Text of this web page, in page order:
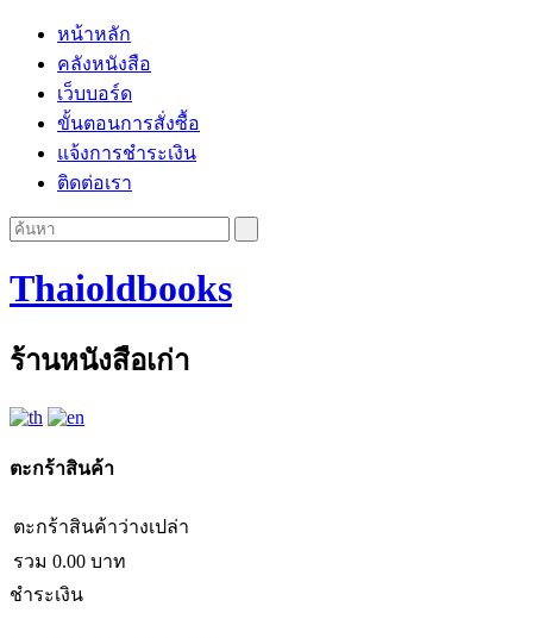
หน้าหลัก
คลังหนังสือ
เว็บบอร์ด
ขั้นตอนการสั่งซื้อ
แจ้งการชำระเงิน
ติดต่อเรา
Thaioldbooks
ร้านหนังสือเก่า
ตะกร้าสินค้า
ตะกร้าสินค้าว่างเปล่า
รวม 0.00 บาท
ชำระเงิน